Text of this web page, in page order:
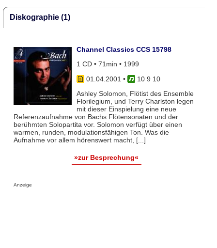
Diskographie (1)
Channel Classics CCS 15798
1 CD • 71min • 1999
01.04.2001 •
10 9 10
Ashley Solomon, Flötist des Ensemble
Florilegium, und Terry Charlston legen
mit dieser Einspielung eine neue
Referenzaufnahme von Bachs Flötensonaten und der
berühmten Solopartita vor. Solomon verfügt über einen
warmen, runden, modulationsfähigen Ton. Was die
Aufnahme vor allem hörenswert macht, [...]
»zur Besprechung«
Anzeige